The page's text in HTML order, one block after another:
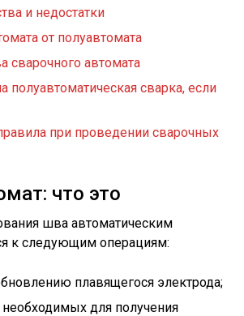
и недостатки
от полуавтомата
сварочного автомата
полуавтоматическая сварка, если
при проведении сварочных
что это
шва автоматическим
к следующим операциям:
плавящегося электрода;
для получения